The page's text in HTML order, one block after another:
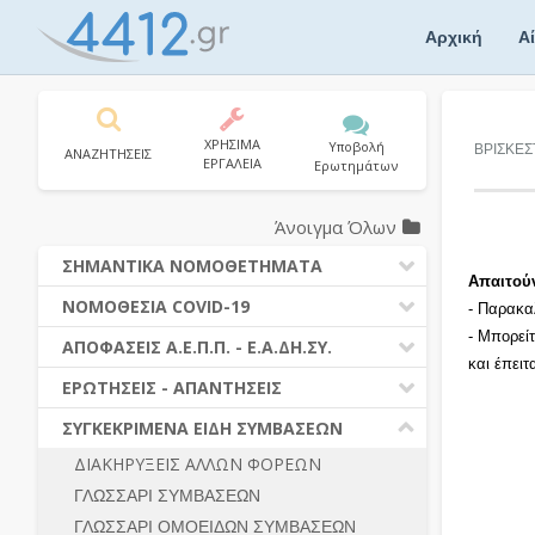
Αρχική
-
-
και
ΑΝΑΖΗΤΗΣΕΙΣ
ΧΡΗΣΙΜΑ
ΕΡΓΑΛΕΙΑ
Υποβολή
Ερωτημάτων
Άνοιγμα Όλων
ΣΗΜΑΝΤΙΚΑ ΝΟΜΟΘΕΤΗΜΑΤΑ
ΔΗΜΟΣΙΕΣ ΣΥΜΒΑΣΕΙΣ (Ν. 4412/2016)
ΔΗΜΟΤΙΚΟΣ ΚΩΔΙΚΑΣ (Ν.3463/2006)
ΚΑΛΛΙΚΡΑΤΗΣ (Ν.3852/2010)
ΝΟΜΟΘΕΣΙΑ - ΝΟΜΟΛΟΓΙΑ (ΣΥΝΟΛΟ)
ΝΟΜΟΘΕΣΙΑ COVID-19
ΝΟΜΟΘΕΣΙΑ - ΝΟΜΟΛΟΓΙΑ COVID -19
ΕΡΩΤΗΣΕΙΣ - ΑΠΑΝΤΗΣΕΙΣ
ΑΠΟΦΑΣΕΙΣ Α.Ε.Π.Π. - Ε.Α.ΔΗ.ΣΥ.
ΠΡΟΔΙΚΑΣΤΙΚΗ ΠΡΟΣΦΥΓΗ
ΓΕΝΙΚΟΙ ΚΑΝΟΝΕΣ
ΔΙΚΑΙΟΥΜΕΝΟΙ ΣΥΜΜΕΤΟΧΗΣ
ΠΡΟΣΦΟΡΕΣ – ΔΙΚΑΙΟΛΟΓΗΤΙΚΑ
ΣΥΜΜΕΤΟΧΗΣ
ΕΡΩΤΗΣΕΙΣ - ΑΠΑΝΤΗΣΕΙΣ
Ν. 4782/2021 - ΤΡΟΠΟΠΟΙΗΣΗ
4412/2016
ΔΙΕΞΑΓΩΓΗ ΔΙΑΔΙΚΑΣΙΑΣ
ΔΙΑΔΙΚΑΣΙΕΣ ΑΝΑΘΕΣΗΣ
ΣΥΓΚΕΚΡΙΜΕΝΑ ΕΙΔΗ ΣΥΜΒΑΣΕΩΝ
ΔΙΑΚΗΡΥΞΕΙΣ ΑΛΛΩΝ ΦΟΡΕΩΝ
ΓΛΩΣΣΑΡΙ ΣΥΜΒΑΣΕΩΝ
ΓΛΩΣΣΑΡΙ ΟΜΟΕΙΔΩΝ ΣΥΜΒΑΣΕΩΝ